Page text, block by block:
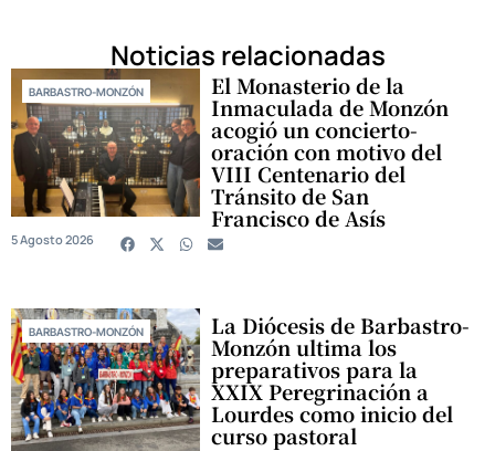
Noticias relacionadas
BARBASTRO-MONZÓN El Monasterio de la
Inmaculada de Monzón
acogió un concierto-
oración con motivo del
VIII Centenario del
Tránsito de San
Francisco de Asís
5 Agosto 2026
BARBASTRO-MONZÓN La Diócesis de Barbastro-
Monzón ultima los
preparativos para la
XXIX Peregrinación a
Lourdes como inicio del
curso pastoral